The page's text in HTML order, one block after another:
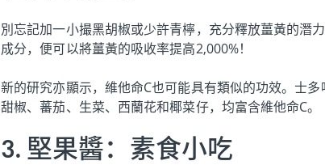
別忘記加一小撮黑胡椒或少許青檸，充分釋放薑黃的
成分，便可以將薑黃的吸收率提高2,000%！
新的研究亦顯示，維他命C也可能具有類似的功效。士
甜椒、蕃茄、生菜、西蘭花和椰菜仔，均富含維他命C。
3. 堅果醬：素食小吃